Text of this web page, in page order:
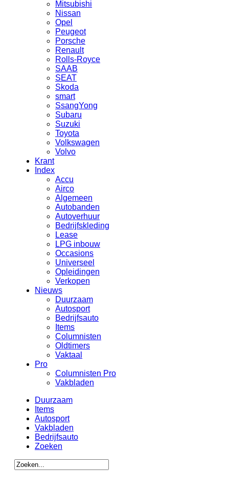
Mitsubishi
Nissan
Opel
Peugeot
Porsche
Renault
Rolls-Royce
SAAB
SEAT
Skoda
smart
SsangYong
Subaru
Suzuki
Toyota
Volkswagen
Volvo
Krant
Index
Accu
Airco
Algemeen
Autobanden
Autoverhuur
Bedrijfskleding
Lease
LPG inbouw
Occasions
Universeel
Opleidingen
Verkopen
Nieuws
Duurzaam
Autosport
Bedrijfsauto
Items
Columnisten
Oldtimers
Vaktaal
Pro
Columnisten Pro
Vakbladen
Duurzaam
Items
Autosport
Vakbladen
Bedrijfsauto
Zoeken